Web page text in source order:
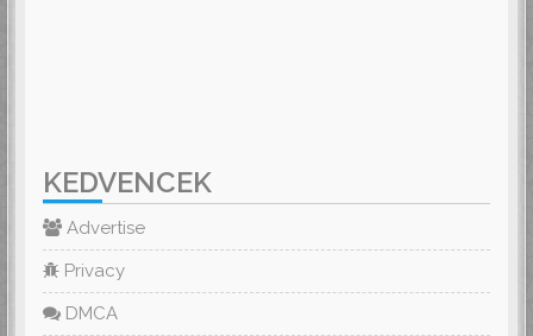
KEDVENCEK
Advertise
Privacy
DMCA